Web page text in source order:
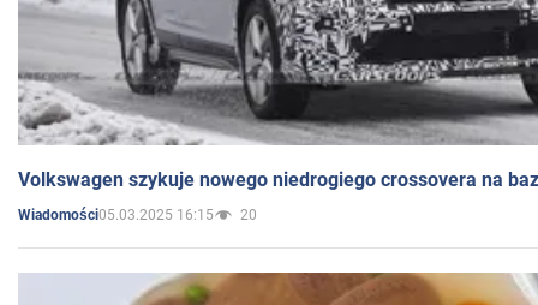
Volkswagen szykuje nowego niedrogiego crossovera na
Wiadomości05.03.2025 16:15 20